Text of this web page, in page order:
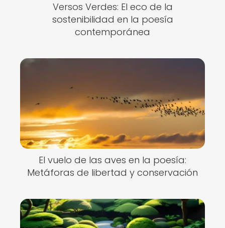
Versos Verdes: El eco de la
sostenibilidad en la poesía
contemporánea
El vuelo de las aves en la poesía:
Metáforas de libertad y conservación